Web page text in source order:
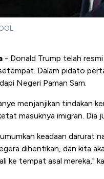
- Donald Trump telah
Dalam pidato
Negeri Paman Sam.
menjanjikan tindakan
masuknya imigran. Dia
keadaan darurat
dihentikan, dan kita
ke tempat asal mereka,"